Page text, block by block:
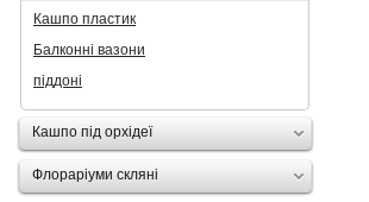
Кашпо пластик
Балконні вазони
піддоні
Кашпо під орхідеї
Флораріуми скляні